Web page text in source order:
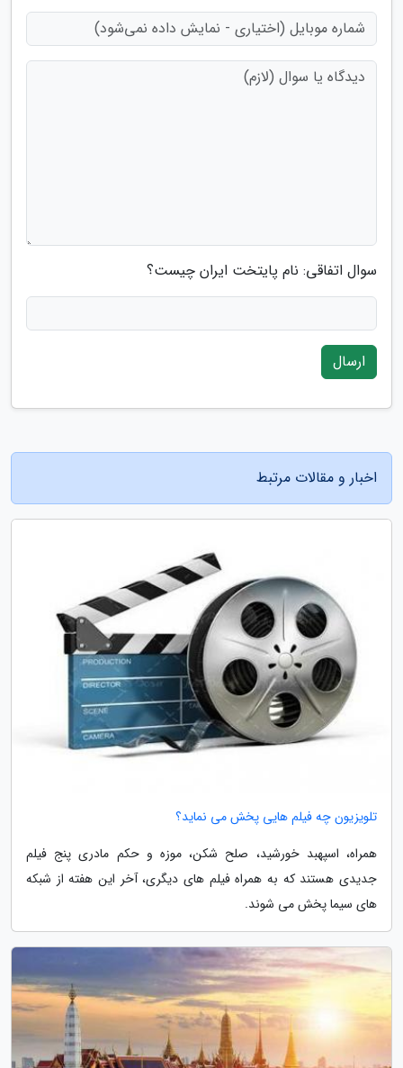
سوال اتفاقی: نام پایتخت ایران چیست؟
ارسال
اخبار و مقالات مرتبط
تلویزیون چه فیلم هایی پخش می نماید؟
همراه، اسپهبد خورشید، صلح شکن، موزه و حکم مادری پنج فیلم
جدیدی هستند که به همراه فیلم های دیگری، آخر این هفته از شبکه
های سیما پخش می شوند.